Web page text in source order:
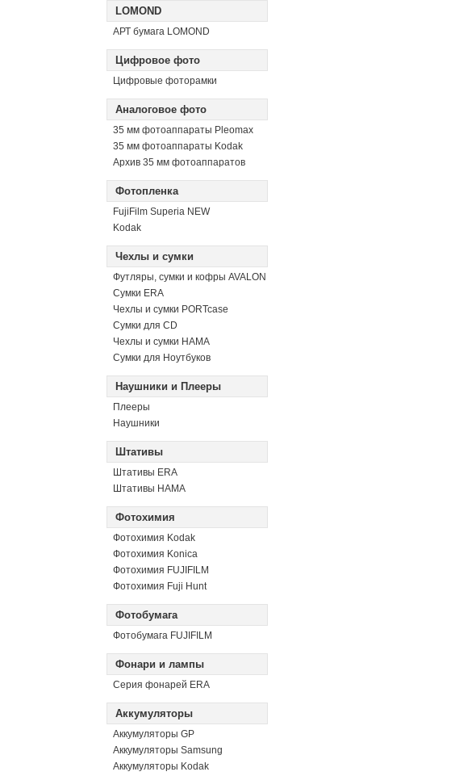
LOMOND
АРТ бумага LOMOND
Цифровое фото
Цифровые фоторамки
Аналоговое фото
35 мм фотоаппараты Pleomax
35 мм фотоаппараты Kodak
Архив 35 мм фотоаппаратов
Фотопленка
FujiFilm Superia NEW
Kodak
Чехлы и сумки
Футляры, сумки и кофры AVALON
Сумки ERA
Чехлы и сумки PORTcase
Сумки для CD
Чехлы и сумки HAMA
Сумки для Ноутбуков
Наушники и Плееры
Плееры
Наушники
Штативы
Штативы ERA
Штативы HAMA
Фотохимия
Фотохимия Kodak
Фотохимия Konica
Фотохимия FUJIFILM
Фотохимия Fuji Hunt
Фотобумага
Фотобумага FUJIFILM
Фонари и лампы
Серия фонарей ERA
Аккумуляторы
Аккумуляторы GP
Аккумуляторы Samsung
Аккумуляторы Kodak